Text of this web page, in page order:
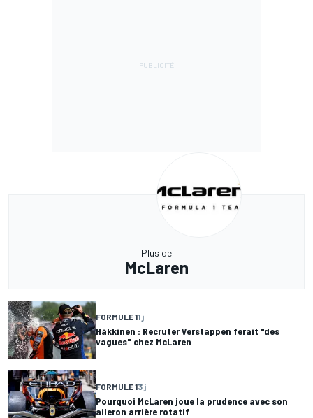
Plus de
McLaren
FORMULE 11 j
Häkkinen : Recruter Verstappen ferait "des
vagues" chez McLaren
FORMULE 13 j
Pourquoi McLaren joue la prudence avec son
aileron arrière rotatif